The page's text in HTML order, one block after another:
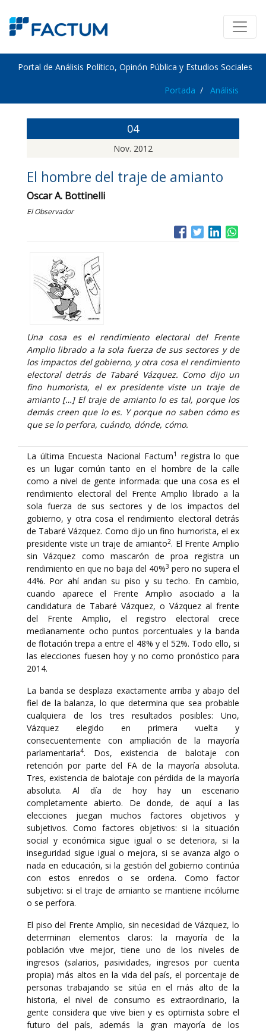
Portal de Análisis Político, Opinón Pública y Estudios Sociales
Portada Análisis
04
Nov. 2012
El hombre del traje de amianto
Oscar A. Bottinelli
El Observador
Una cosa es el rendimiento electoral del Frente
Amplio librado a la sola fuerza de sus sectores y de
los impactos del gobierno, y otra cosa el rendimiento
electoral detrás de Tabaré Vázquez. Como dijo un
fino humorista, el ex presidente viste un traje de
amianto […] El traje de amianto lo es tal, porque los
demás creen que lo es. Y porque no saben cómo es
que se lo perfora, cuándo, dónde, cómo.
La última Encuesta Nacional Factum1
registra lo que
es un lugar común tanto en el hombre de la calle
como a nivel de gente informada: que una cosa es el
rendimiento electoral del Frente Amplio librado a la
sola fuerza de sus sectores y de los impactos del
gobierno, y otra cosa el rendimiento electoral detrás
de Tabaré Vázquez. Como dijo un fino humorista, el ex
presidente viste un traje de amianto2. El Frente Amplio
sin Vázquez como mascarón de proa registra un
rendimiento en que no baja del 40%3 pero no supera el
44%. Por ahí andan su piso y su techo. En cambio,
cuando aparece el Frente Amplio asociado a la
candidatura de Tabaré Vázquez, o Vázquez al frente
del Frente Amplio, el registro electoral crece
medianamente ocho puntos porcentuales y la banda
de flotación trepa a entre el 48% y el 52%. Todo ello, si
las elecciones fuesen hoy y no como pronóstico para
2014.
La banda se desplaza exactamente arriba y abajo del
fiel de la balanza, lo que determina que sea probable
cualquiera de los tres resultados posibles: Uno,
Vázquez elegido en primera vuelta y
consecuentemente con ampliación de la mayoría
parlamentaria4. Dos, existencia de balotaje con
retención por parte del FA de la mayoría absoluta.
Tres, existencia de balotaje con pérdida de la mayoría
absoluta. Al día de hoy hay un escenario
completamente abierto. De donde, de aquí a las
elecciones juegan muchos factores objetivos y
subjetivos. Como factores objetivos: si la situación
social y económica sigue igual o se deteriora, si la
inseguridad sigue igual o mejora, si se avanza algo o
nada en educación, si la gestión del gobierno continúa
con estos enredos o se ordena. Como factor
subjetivo: si el traje de amianto se mantiene incólume
o se perfora.
El piso del Frente Amplio, sin necesidad de Vázquez, lo
determinan elementos claros: la mayoría de la
población vive mejor, tiene uno de los niveles de
ingresos (salarios, pasividades, ingresos por cuenta
propia) más altos en la vida del país, el porcentaje de
personas trabajando se sitúa en el más alto de la
historia, el nivel de consumo es extraordinario, la
gente considera que vive bien y es optimista sobre el
futuro del país, además la gran mayoría de los